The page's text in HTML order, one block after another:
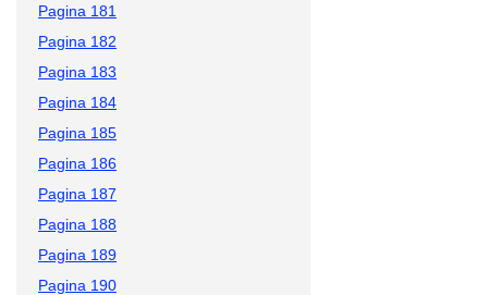
Pagina 181
Pagina 182
Pagina 183
Pagina 184
Pagina 185
Pagina 186
Pagina 187
Pagina 188
Pagina 189
Pagina 190